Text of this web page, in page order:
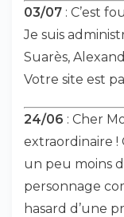
03/07 : C’est
Je suis
Suarès,
Votre site est
24/06 : Cher
extraordinaire
un peu moins
personnage
hasard d’une